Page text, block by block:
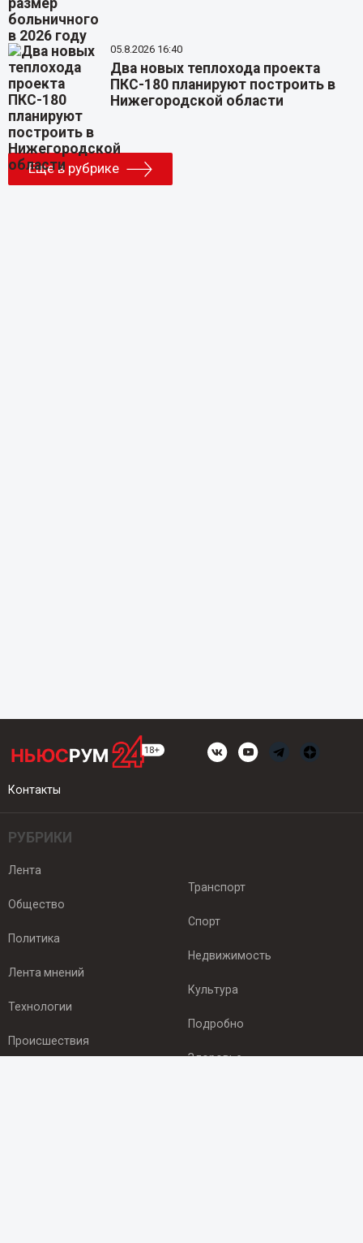
05.8.2026 16:40
Два новых теплохода проекта
ПКС-180 планируют построить в
Нижегородской области
Еще в рубрике
Контакты
РУБРИКИ
Лента
Общество
Политика
Лента мнений
Технологии
Происшествия
Транспорт
Спорт
Недвижимость
Культура
Подробно
Здоровье